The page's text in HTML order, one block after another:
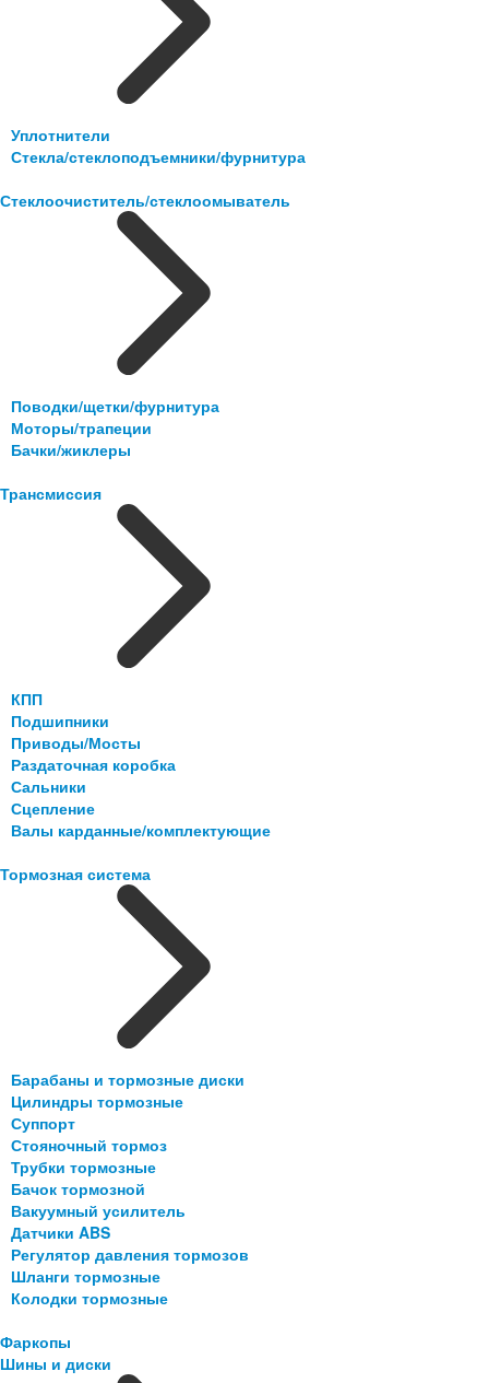
Уплотнители
Стекла/стеклоподъемники/фурнитура
Стеклоочиститель/стеклоомыватель
Поводки/щетки/фурнитура
Моторы/трапеции
Бачки/жиклеры
Трансмиссия
КПП
Подшипники
Приводы/Мосты
Раздаточная коробка
Сальники
Сцепление
Валы карданные/комплектующие
Тормозная система
Барабаны и тормозные диски
Цилиндры тормозные
Суппорт
Стояночный тормоз
Трубки тормозные
Бачок тормозной
Вакуумный усилитель
Датчики ABS
Регулятор давления тормозов
Шланги тормозные
Колодки тормозные
Фаркопы
Шины и диски